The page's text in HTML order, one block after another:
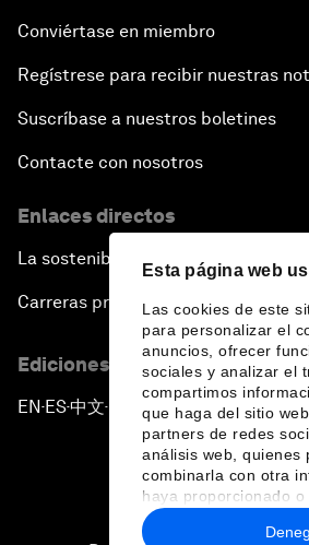
Esta página web
Las cookies de este
para personalizar el
anuncios, ofrecer
sociales y analizar el
compartimos
que haga del sitio
partners de redes
análisis web, quienes
combinarla con otra
haya proporcionado o
recopilado a partir del
hecho de sus
Conviértase en miembro
Regístrese para recibir nuestras
Suscríbase a nuestros boletines
Contacte con nosotros
Enlaces directos
La sostenibilidad en el Foro
Carreras profesionales
Ediciones en otros idiomas
EN ▪ ES▪中文▪ 日本語